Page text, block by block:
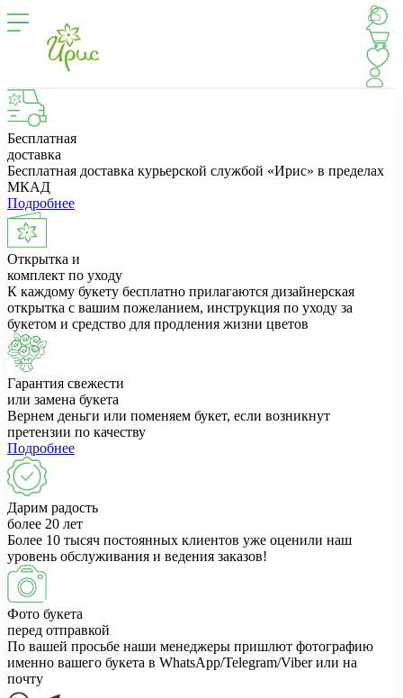
Бесплатная
доставка
Бесплатная доставка курьерской службой «Ирис» в пределах
МКАД
Подробнее
Открытка и
комплект по уходу
К каждому букету бесплатно прилагаются дизайнерская
открытка с вашим пожеланием, инструкция по уходу за
букетом и средство для продления жизни цветов
Гарантия свежести
или замена букета
Вернем деньги или поменяем букет, если возникнут
претензии по качеству
Подробнее
Дарим радость
более 20 лет
Более 10 тысяч постоянных клиентов уже оценили наш
уровень обслуживания и ведения заказов!
Фото букета
перед отправкой
По вашей просьбе наши менеджеры пришлют фотографию
именно вашего букета в WhatsApp/Telegram/Viber или на
почту